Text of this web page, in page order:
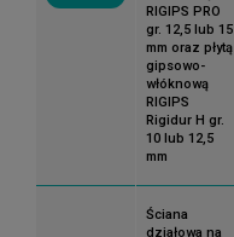
RIGIPS PRO
gr. 12,5 lub 15
mm oraz płytą
gipsowo-
włóknową
RIGIPS
Rigidur H gr.
10 lub 12,5
mm
Ściana
działowa na